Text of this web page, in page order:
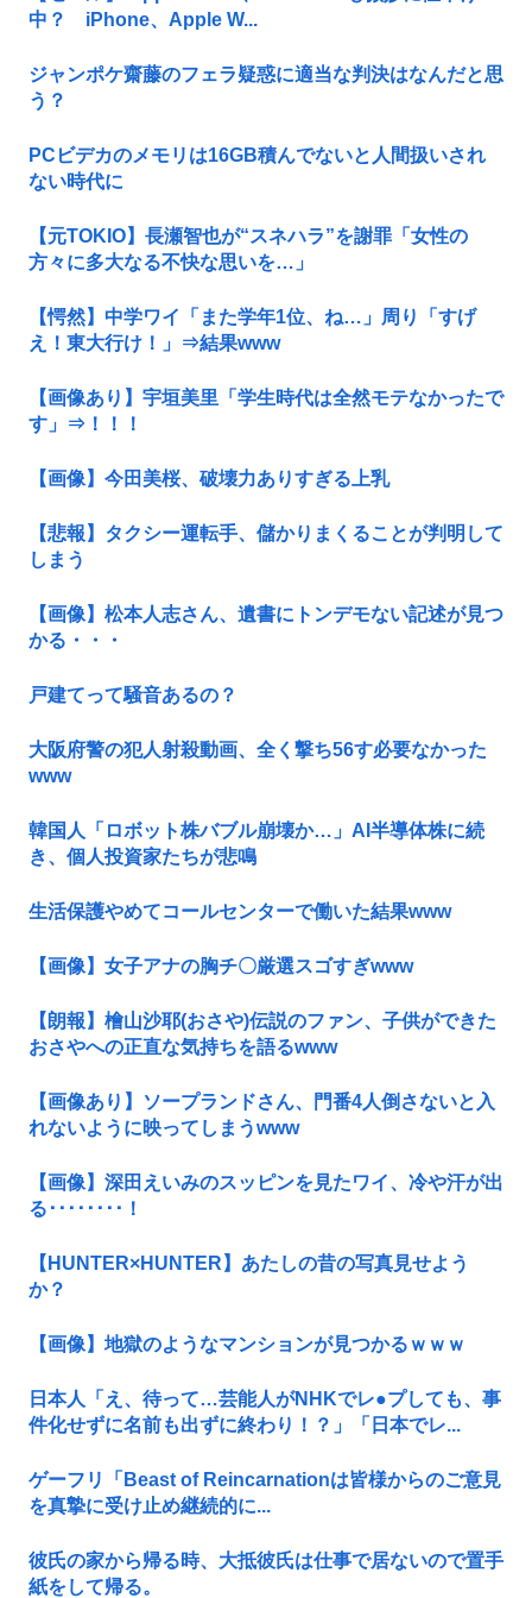
中？ iPhone、Apple W...
ジャンポケ齋藤のフェラ疑惑に適当な判決はなんだと思
う？
PCビデカのメモリは16GB積んでないと人間扱いされ
ない時代に
【元TOKIO】長瀬智也が“スネハラ”を謝罪「女性の
方々に多大なる不快な思いを…」
【愕然】中学ワイ「また学年1位、ね…」周り「すげ
え！東大行け！」⇒結果www
【画像あり】宇垣美里「学生時代は全然モテなかったで
す」⇒！！！
【画像】今田美桜、破壊力ありすぎる上乳
【悲報】タクシー運転手、儲かりまくることが判明して
しまう
【画像】松本人志さん、遺書にトンデモない記述が見つ
かる・・・
戸建てって騒音あるの？
大阪府警の犯人射殺動画、全く撃ち56す必要なかった
www
韓国人「ロボット株バブル崩壊か…」AI半導体株に続
き、個人投資家たちが悲鳴
生活保護やめてコールセンターで働いた結果www
【画像】女子アナの胸チ〇厳選スゴすぎwww
【朗報】檜山沙耶(おさや)伝説のファン、子供ができた
おさやへの正直な気持ちを語るwww
【画像あり】ソープランドさん、門番4人倒さないと入
れないように映ってしまうwww
【画像】深田えいみのスッピンを見たワイ、冷や汗が出
る････････！
【HUNTER×HUNTER】あたしの昔の写真見せよう
か？
【画像】地獄のようなマンションが見つかるｗｗｗ
日本人「え、待って…芸能人がNHKでレ●プしても、事
件化せずに名前も出ずに終わり！？」「日本でレ...
ゲーフリ「Beast of Reincarnationは皆様からのご意見
を真摯に受け止め継続的に...
彼氏の家から帰る時、大抵彼氏は仕事で居ないので置手
紙をして帰る。